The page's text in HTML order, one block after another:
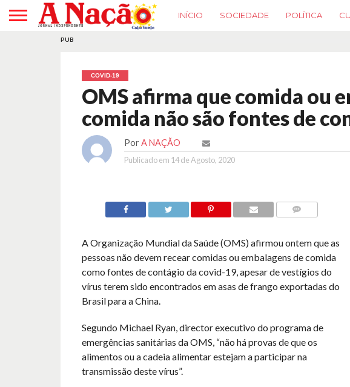
INÍCIO SOCIEDADE POLÍTICA
PUB
COVID-19
OMS afirma que comida ou
comida não são fontes de
Por A NAÇÃO
Publicado em 14 de Agosto, 2020
A Organização Mundial da Saúde (OMS) afirmou ontem que as
pessoas não devem recear comidas ou embalagens de comida
como fontes de contágio da covid-19, apesar de vestígios do
vírus terem sido encontrados em asas de frango exportadas do
Brasil para a China.
Segundo Michael Ryan, director executivo do programa de
emergências sanitárias da OMS, “não há provas de que os
alimentos ou a cadeia alimentar estejam a participar na
transmissão deste vírus”.